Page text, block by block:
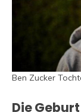
Ben Zucker
Die